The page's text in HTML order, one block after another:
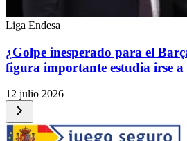
Liga Endesa
¿Golpe inesperado para el
figura importante estudia irse
12 julio 2026